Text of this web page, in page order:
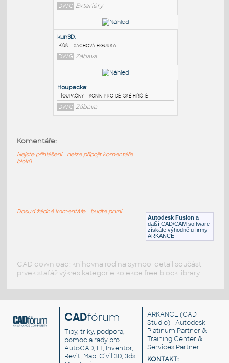
Kůň
RFA Zvířata
Houpadlo:
Houpací koník
DWG Exteriéry
Kůň - šachová figurka
Houpačky - koník pro dětské hřiště
Autodesk Fusion a
další CAD/CAM software
získáte výhodně u firmy
ARKANCE
Komentáře:
Nejste přihlášeni - nelze připojit komentáře
bloků
Dosud žádné komentáře - buďte první
CAD download: knihovna rodina symbol detail součást
prvek stafáž výkres kategorie kolekce free block library
CADfórum
Tipy, triky, podpora,
pomoc a rady pro
AutoCAD, LT, Inventor,
Revit, Map, Civil 3D, 3ds
ARKANCE (CAD
Studio) - Autodesk
Platinum Partner &
Training Center &
Services Partner
KONTAKT: